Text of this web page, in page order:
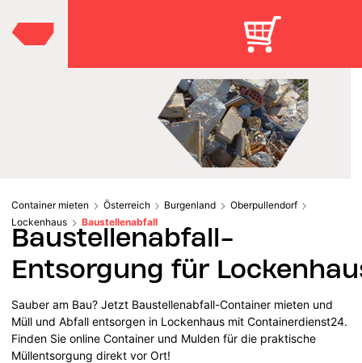
Container mieten Österreich Burgenland
Oberpullendorf
Lockenhaus
Baustellenabfall
Baustellenabfall-
Entsorgung für
Sauber am Bau? Jetzt Baustellenabfall-Container mieten und
Müll und Abfall entsorgen in Lockenhaus mit Containerdienst24.
Finden Sie online Container und Mulden für die praktische
Müllentsorgung direkt vor Ort!